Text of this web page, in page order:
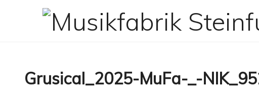
Grusical_2025-MuFa-_-